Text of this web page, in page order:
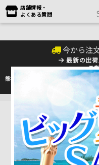
店舗情報・
よくある質問
今から注
最新の出
こ
熊本地震の影響により九州への配
のHP